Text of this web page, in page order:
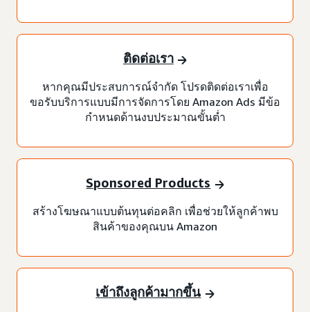
ติดต่อเรา
หากคุณมีประสบการณ์จำกัด โปรดติดต่อเราเพื่อ
ขอรับบริการแบบมีการจัดการโดย Amazon Ads มีข้อ
กำหนดด้านงบประมาณขั้นต่ำ
Sponsored Products
สร้างโฆษณาแบบต้นทุนต่อคลิก เพื่อช่วยให้ลูกค้าพบ
สินค้าของคุณบน Amazon
เข้าถึงลูกค้ามากขึ้น